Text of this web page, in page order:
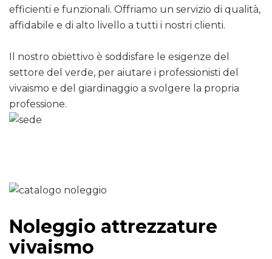
efficienti e funzionali. Offriamo un servizio di qualità,
affidabile e di alto livello a tutti i nostri clienti.
Il nostro obiettivo è soddisfare le esigenze del
settore del verde, per aiutare i professionisti del
vivaismo e del giardinaggio a svolgere la propria
professione.
Noleggio attrezzature
vivaismo